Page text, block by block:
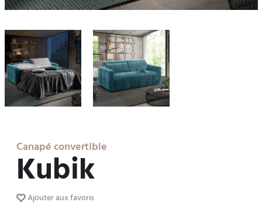
Canapé convertible
Kubik
Ajouter aux favoris